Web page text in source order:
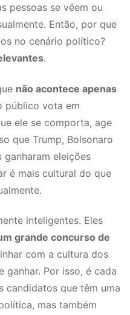
pessoas se vêem ou
Então, por que
no cenário político?
.
não acontece apenas
público vota em
ele se comporta, age
que Trump, Bolsonaro
eleições
é mais cultural do que
inteligentes. Eles
grande concurso de
com a cultura dos
ganhar. Por isso, é cada
candidatos que têm uma
mas também